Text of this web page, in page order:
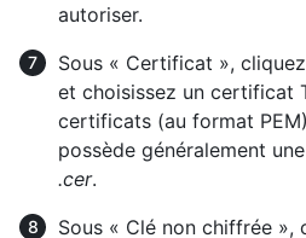
autoriser.
Sous « Certificat »,
et choisissez un certificat
certificats (au format
possède généralement
.cer.
Sous « Clé non chiffrée »,